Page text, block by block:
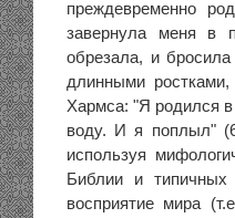
преждевременно
завернула меня в
обрезала, и
длинными
Хармса: "Я родился
воду. И я поплыл"
используя
Библии и
восприятие мира